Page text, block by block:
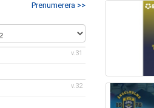
Prenumerera >>
v.31
v.32